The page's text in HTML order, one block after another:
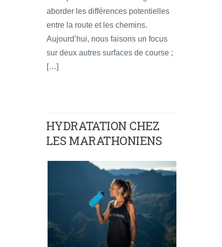
aborder les différences potentielles
entre la route et les chemins.
Aujourd’hui, nous faisons un focus
sur deux autres surfaces de course ;
[…]
HYDRATATION CHEZ
LES MARATHONIENS